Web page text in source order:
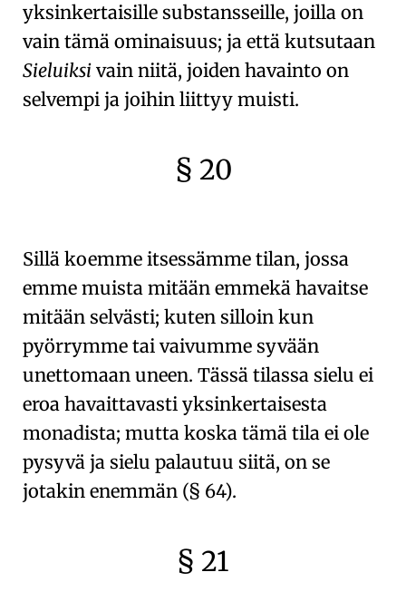
yksinkertaisille substansseille, joilla on
vain tämä ominaisuus; ja että kutsutaan
Sieluiksi vain niitä, joiden havainto on
selvempi ja joihin liittyy muisti.
§ 20
Sillä koemme itsessämme tilan, jossa
emme muista mitään emmekä havaitse
mitään selvästi; kuten silloin kun
pyörrymme tai vaivumme syvään
unettomaan uneen. Tässä tilassa sielu ei
eroa havaittavasti yksinkertaisesta
monadista; mutta koska tämä tila ei ole
pysyvä ja sielu palautuu siitä, on se
jotakin enemmän (§ 64).
§ 21